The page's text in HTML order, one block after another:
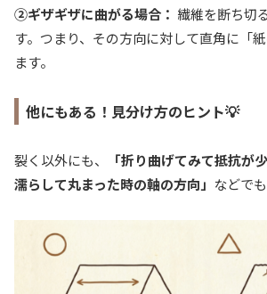
②ギザギザに曲がる場合： 繊維を断ち切
す。つまり、その方向に対して直角に「
ます。
他にもある！見分け方のヒント💡
裂く以外にも、 「折り曲げてみて抵抗が
濡らして丸まった時の軸の方向」 などで